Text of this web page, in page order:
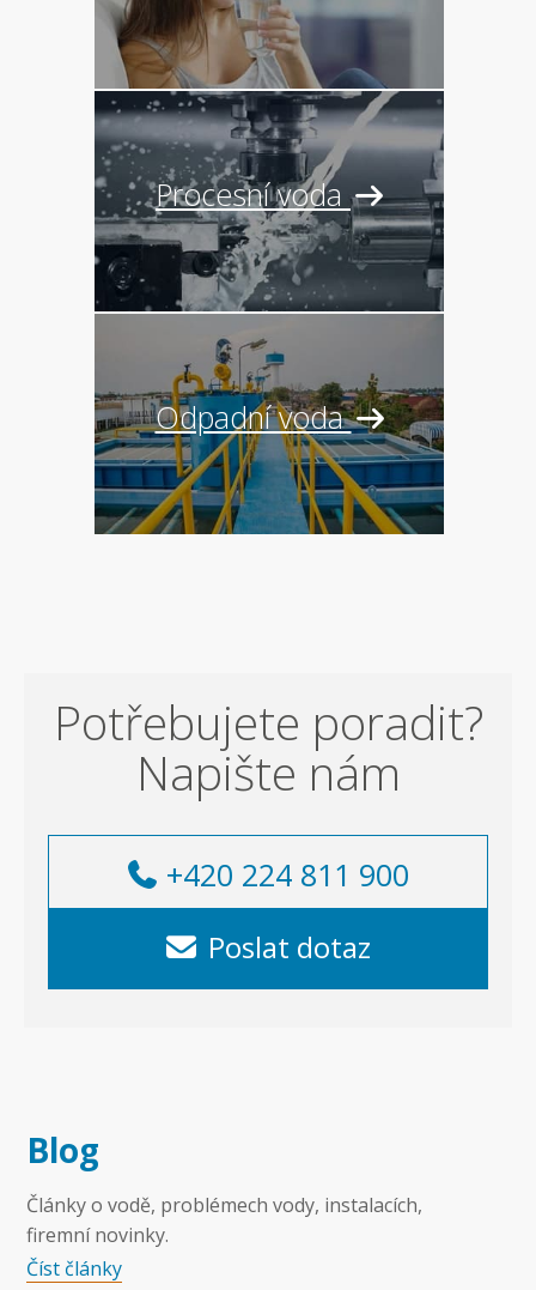
Procesní voda
Odpadní voda
Potřebujete poradit?
Napište nám
+420 224 811 900
Poslat dotaz
Blog
Články o vodě, problémech vody, instalacích,
firemní novinky.
Číst články